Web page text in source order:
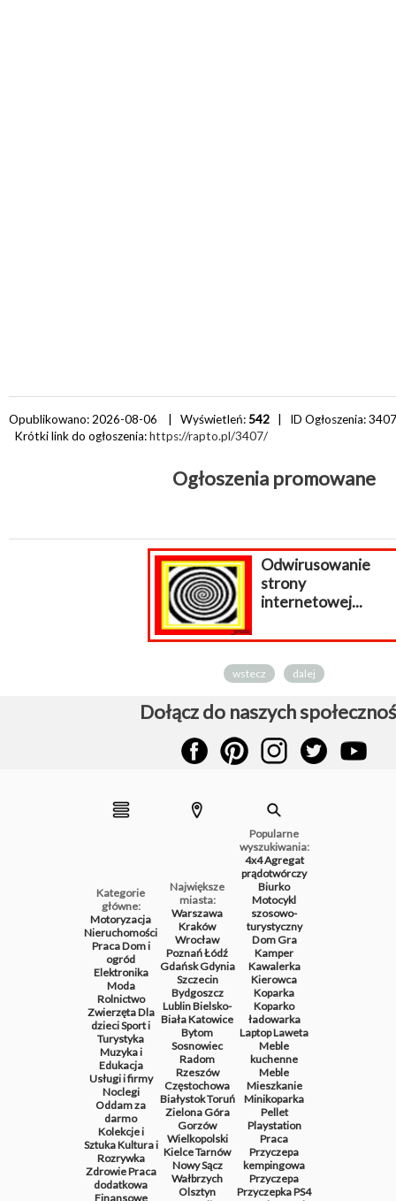
Opublikowano: 2026-08-06 | Wyświetleń: 542 | ID Ogłoszenia:3407
Krótki link do ogłoszenia:https://rapto.pl/3407/
Ogłoszenia promowane
całej
wstecz dalej
Dołącz do naszych
Kategorie
główne:
Motoryzacja
Nieruchomości
PracaDom i
ogród
Elektronika
Moda
Rolnictwo
ZwierzętaDla
dzieciSport i
Turystyka
Muzyka i
Edukacja
Usługi i firmy
Noclegi
Oddam za
darmo
Kolekcje i
SztukaKultura i
Rozrywka
ZdrowiePraca
dodatkowa
Finansowe
Największe
miasta:
Warszawa
Kraków
Wrocław
PoznańŁódź
GdańskGdynia
Szczecin
Bydgoszcz
LublinBielsko-
BiałaKatowice
Bytom
Sosnowiec
Radom
Rzeszów
Częstochowa
BiałystokToruń
Zielona Góra
Gorzów
Wielkopolski
KielceTarnów
Nowy Sącz
Wałbrzych
Olsztyn
Popularne
wyszukiwania:
4x4Agregat
prądotwórczy
Biurko
Motocykl
szosowo-
turystyczny
DomGra
Kamper
Kawalerka
Kierowca
Koparka
Koparko
ładowarka
LaptopLaweta
Meble
kuchenne
Meble
Mieszkanie
Minikoparka
Pellet
Playstation
Praca
Przyczepa
kempingowa
Przyczepa
PrzyczepkaPS4